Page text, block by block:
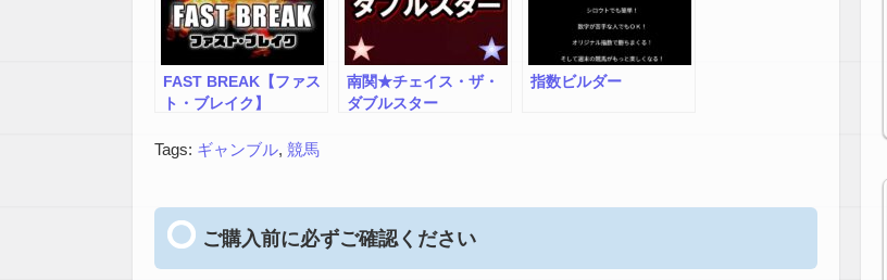
FAST BREAK【ファス
ト・ブレイク】
南関★チェイス・ザ・
ダブルスター
指数ビルダー
Tags: ギャンブル, 競馬
ご購入前に必ずご確認ください